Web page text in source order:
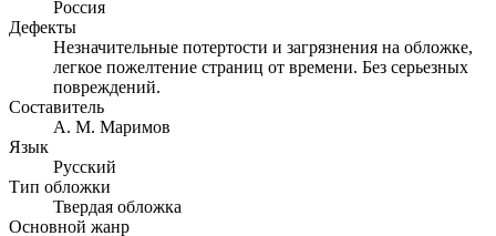
Россия
Дефекты
Незначительные потертости и загрязнения на обложке,
легкое пожелтение страниц от времени. Без серьезных
повреждений.
Составитель
А. М. Маримов
Язык
Русский
Тип обложки
Твердая обложка
Основной жанр